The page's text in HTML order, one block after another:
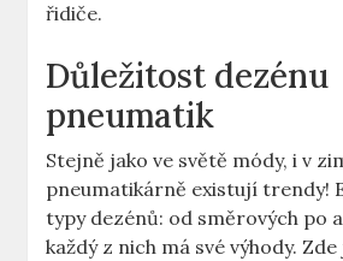
řidiče.
Důležitost dezénu
pneumatik
Stejně jako ve světě módy, i v
pneumatikárně existují trendy!
typy dezénů: od směrových po
každý z nich má své výhody.